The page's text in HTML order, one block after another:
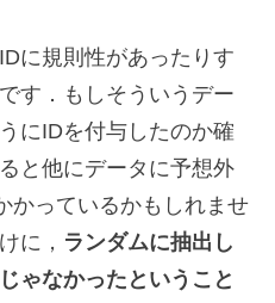
に規則性があったりす
す．もしそういうデー
にIDを付与したのか確
と他にデータに予想外
かっているかもしれませ
に， ランダムに抽出し
ゃなかったということ